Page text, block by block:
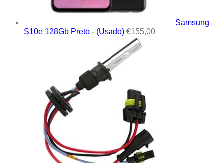
Samsung
S10e 128Gb Preto - (Usado) €155,00